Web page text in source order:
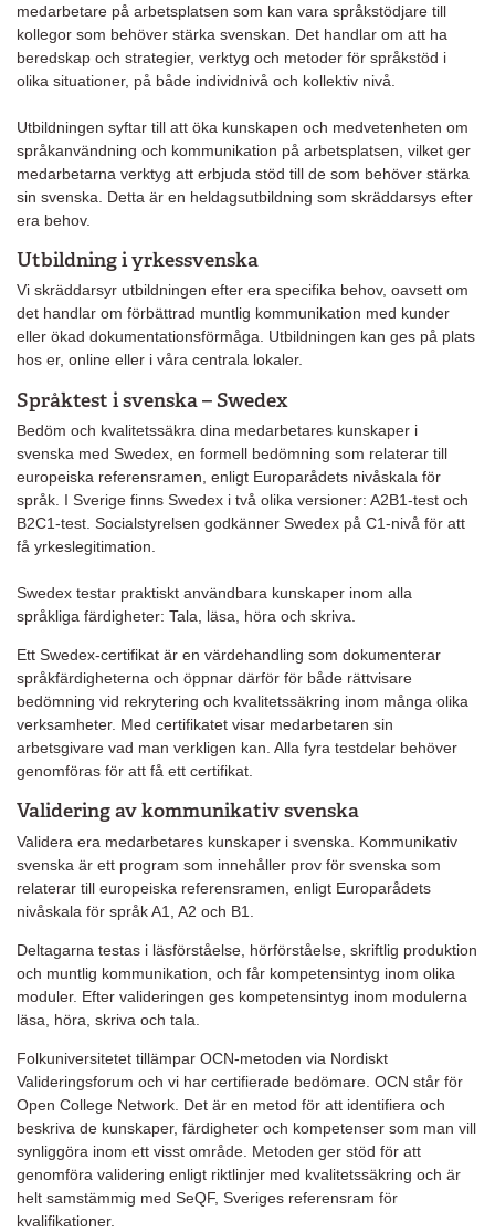
medarbetare på arbetsplatsen som kan vara språkstödjare till
kollegor som behöver stärka svenskan. Det handlar om att ha
beredskap och strategier, verktyg och metoder för språkstöd i
olika situationer, på både individnivå och kollektiv nivå.
Utbildningen syftar till att öka kunskapen och medvetenheten om
språkanvändning och kommunikation på arbetsplatsen, vilket ger
medarbetarna verktyg att erbjuda stöd till de som behöver stärka
sin svenska. Detta är en heldagsutbildning som skräddarsys efter
era behov.
Utbildning i yrkessvenska
Vi skräddarsyr utbildningen efter era specifika behov, oavsett om
det handlar om förbättrad muntlig kommunikation med kunder
eller ökad dokumentationsförmåga. Utbildningen kan ges på plats
hos er, online eller i våra centrala lokaler.
Språktest i svenska – Swedex
Bedöm och kvalitetssäkra dina medarbetares kunskaper i
svenska med Swedex, en formell bedömning som relaterar till
europeiska referensramen, enligt Europarådets nivåskala för
språk. I Sverige finns Swedex i två olika versioner: A2B1-test och
B2C1-test. Socialstyrelsen godkänner Swedex på C1-nivå för att
få yrkeslegitimation.
Swedex testar praktiskt användbara kunskaper inom alla
språkliga färdigheter: Tala, läsa, höra och skriva.
Ett Swedex-certifikat är en värdehandling som dokumenterar
språkfärdigheterna och öppnar därför för både rättvisare
bedömning vid rekrytering och kvalitetssäkring inom många olika
verksamheter. Med certifikatet visar medarbetaren sin
arbetsgivare vad man verkligen kan. Alla fyra testdelar behöver
genomföras för att få ett certifikat.
Validering av kommunikativ svenska
Validera era medarbetares kunskaper i svenska. Kommunikativ
svenska är ett program som innehåller prov för svenska som
relaterar till europeiska referensramen, enligt Europarådets
nivåskala för språk A1, A2 och B1.
Deltagarna testas i läsförståelse, hörförståelse, skriftlig produktion
och muntlig kommunikation, och får kompetensintyg inom olika
moduler. Efter valideringen ges kompetensintyg inom modulerna
läsa, höra, skriva och tala.
Folkuniversitetet tillämpar OCN-metoden via Nordiskt
Valideringsforum och vi har certifierade bedömare. OCN står för
Open College Network. Det är en metod för att identifiera och
beskriva de kunskaper, färdigheter och kompetenser som man vill
synliggöra inom ett visst område. Metoden ger stöd för att
genomföra validering enligt riktlinjer med kvalitetssäkring och är
helt samstämmig med SeQF, Sveriges referensram för
kvalifikationer.